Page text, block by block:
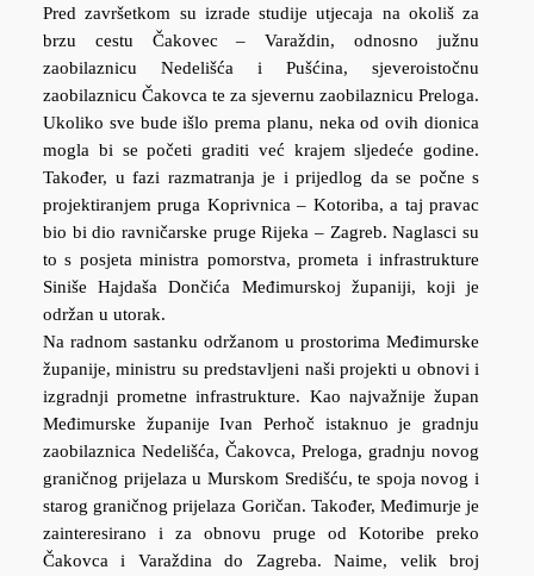
Pred završetkom su izrade studije utjecaja na okoliš za
brzu cestu Čakovec – Varaždin, odnosno južnu
zaobilaznicu Nedelišća i Pušćina, sjeveroistočnu
zaobilaznicu Čakovca te za sjevernu zaobilaznicu Preloga.
Ukoliko sve bude išlo prema planu, neka od ovih dionica
mogla bi se početi graditi već krajem sljedeće godine.
Također, u fazi razmatranja je i prijedlog da se počne s
projektiranjem pruga Koprivnica – Kotoriba, a taj pravac
bio bi dio ravničarske pruge Rijeka – Zagreb. Naglasci su
to s posjeta ministra pomorstva, prometa i infrastrukture
Siniše Hajdaša Dončića Međimurskoj županiji, koji je
održan u utorak.
Na radnom sastanku održanom u prostorima Međimurske
županije, ministru su predstavljeni naši projekti u obnovi i
izgradnji prometne infrastrukture. Kao najvažnije župan
Međimurske županije Ivan Perhoč istaknuo je gradnju
zaobilaznica Nedelišća, Čakovca, Preloga, gradnju novog
graničnog prijelaza u Murskom Središću, te spoja novog i
starog graničnog prijelaza Goričan. Također, Međimurje je
zainteresirano i za obnovu pruge od Kotoribe preko
Čakovca i Varaždina do Zagreba. Naime, velik broj